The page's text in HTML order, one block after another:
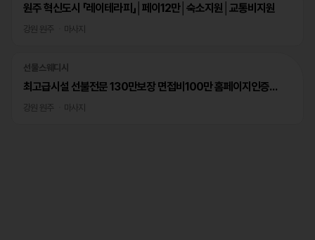
원주 혁신도시 「레이테라피」│페이12만│숙소지원│교통비지원
강원 원주 마사지
선물스웨디시
최고급시설 선불전문 130만보장 면접비100만 홈페이지인증완료
강원 원주 마사지